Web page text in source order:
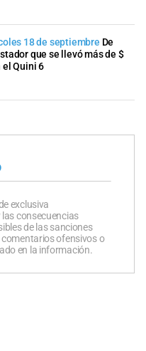
18 de septiembre De
que se llevó más de $
el Quini 6
exclusiva
consecuencias
de las sanciones
ofensivos o
en la información.